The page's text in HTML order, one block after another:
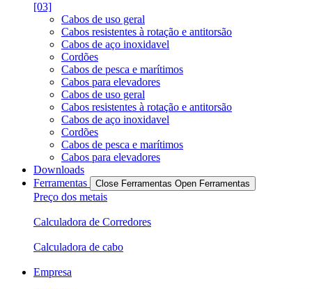
[03]
Cabos de uso geral
Cabos resistentes à rotação e antitorsão
Cabos de aço inoxidavel
Cordões
Cabos de pesca e marítimos
Cabos para elevadores
Cabos de uso geral
Cabos resistentes à rotação e antitorsão
Cabos de aço inoxidavel
Cordões
Cabos de pesca e marítimos
Cabos para elevadores
Downloads
Ferramentas
Close Ferramentas Open Ferramentas
Preço dos metais
Calculadora de Corredores
Calculadora de cabo
Empresa